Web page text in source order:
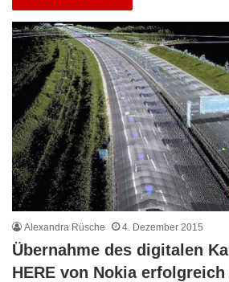
Alexandra Rüsche 4. Dezember 2015
Übernahme des digitalen
HERE von Nokia